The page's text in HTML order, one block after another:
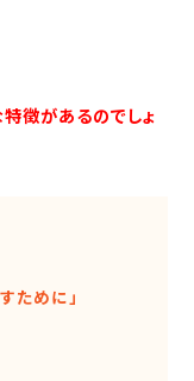
徴があるのでしょ
ために」